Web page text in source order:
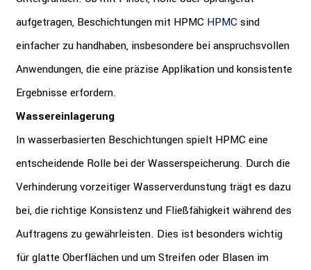
aufgetragen, Beschichtungen mit HPMC HPMC sind
einfacher zu handhaben, insbesondere bei anspruchsvollen
Anwendungen, die eine präzise Applikation und konsistente
Ergebnisse erfordern.
Wassereinlagerung
In wasserbasierten Beschichtungen spielt HPMC eine
entscheidende Rolle bei der Wasserspeicherung. Durch die
Verhinderung vorzeitiger Wasserverdunstung trägt es dazu
bei, die richtige Konsistenz und Fließfähigkeit während des
Auftragens zu gewährleisten. Dies ist besonders wichtig
für glatte Oberflächen und um Streifen oder Blasen im